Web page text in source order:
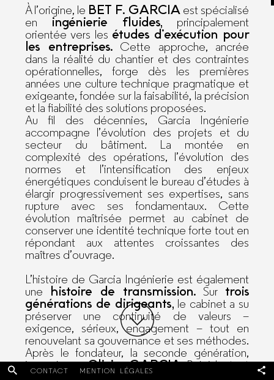
À l’origine, le BET F. GARCIAest spécialisé
en
ingénierie fluides, principalement
orientée vers les études d’exécution pour
les entreprises.Cette approche, ancrée
dans la réalité du chantier et des contraintes
opérationnelles, forge dès les premières
années une culture technique pragmatique et
exigeante, fondée sur la faisabilité, la précision
et la fiabilité des solutions proposées.
Au fil des décennies, Garcia Ingénierie
accompagne l’évolution des projets et du
secteur du bâtiment. La montée en
complexité des opérations, l’évolution des
normes et l’intensification des enjeux
énergétiques conduisent le bureau d’études à
élargir progressivement ses expertises, sans
rupture avec ses fondamentaux. Cette
évolution maîtrisée permet au cabinet de
conserver une identité technique forte tout en
répondant aux attentes croissantes des
maîtres d’ouvrage.
L’histoire de Garcia Ingénierie est également
une histoire de transmission.Sur trois
générations de dirigeants, le cabinet a su
préserver une continuité de valeurs –
exigence, sérieux, engagement – tout en
renouvelant sa gouvernance et ses méthodes.
Après le fondateur, la seconde génération,
incarnée parOlivier GARCIA,
Facebook
CONTACT MENTION LÉGALES